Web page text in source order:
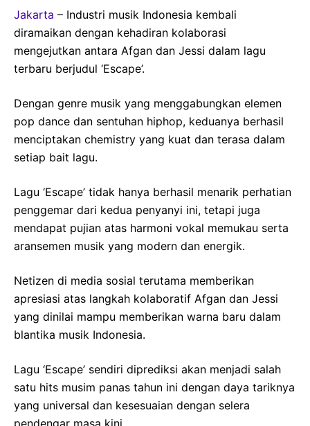
Jakarta – Industri musik Indonesia kembali
diramaikan dengan kehadiran kolaborasi
mengejutkan antara Afgan dan Jessi dalam lagu
terbaru berjudul ‘Escape’.
Dengan genre musik yang menggabungkan elemen
pop dance dan sentuhan hiphop, keduanya berhasil
menciptakan chemistry yang kuat dan terasa dalam
setiap bait lagu.
Lagu ‘Escape’ tidak hanya berhasil menarik perhatian
penggemar dari kedua penyanyi ini, tetapi juga
mendapat pujian atas harmoni vokal memukau serta
aransemen musik yang modern dan energik.
Netizen di media sosial terutama memberikan
apresiasi atas langkah kolaboratif Afgan dan Jessi
yang dinilai mampu memberikan warna baru dalam
blantika musik Indonesia.
Lagu ‘Escape’ sendiri diprediksi akan menjadi salah
satu hits musim panas tahun ini dengan daya tariknya
yang universal dan kesesuaian dengan selera